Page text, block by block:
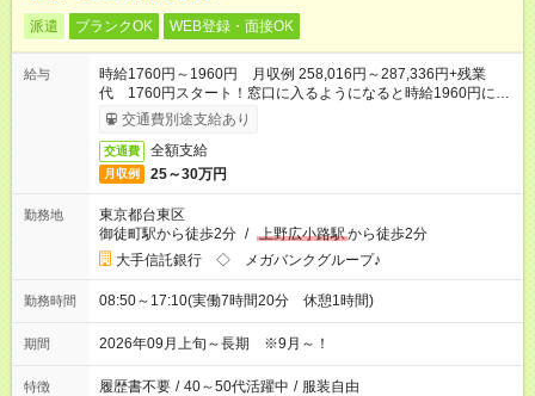
派遣 ブランクOK WEB登録・面接OK
給与
時給1760円～1960円 月収例 258,016円～287,336円+残業
代 1760円スタート！窓口に入るようになると時給1960円に
UP◎交通費別途支給あり
交通費 全額支給
月収例 25～30万円
勤務地
東京都台東区
御徒町駅から徒歩2分 / 上野広小路駅から徒歩2分
大手信託銀行 ◇ メガバンクグループ♪
勤務時間 08:50～17:10(実働7時間20分 休憩1時間)
期間 2026年09月上旬～長期 ※9月～！
特徴 履歴書不要 / 40～50代活躍中 / 服装自由